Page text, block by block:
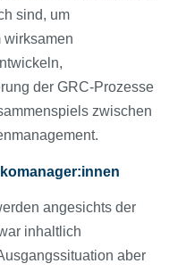
sind, um
wirksamen
der GRC-Prozesse
zwischen
angesichts der
inhaltlich
aber